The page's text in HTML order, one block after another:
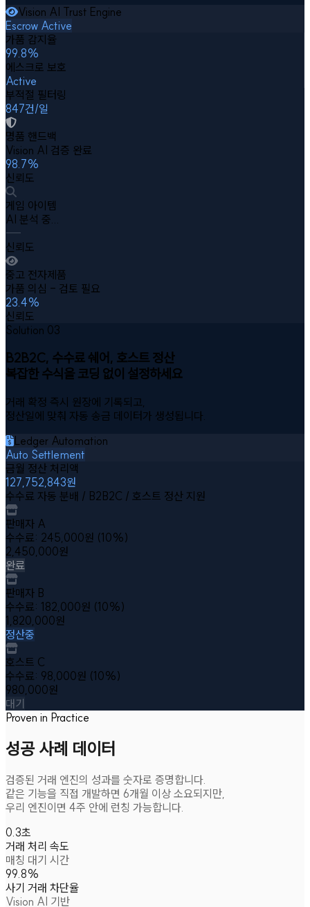
Vision AI Trust Engine
Escrow Active
가품 감지율
99.8%
에스크로 보호
Active
부적절 필터링
847건/일
명품 핸드백
Vision AI 검증 완료
98.7%
신뢰도
게임 아이템
AI 분석 중...
---
신뢰도
중고 전자제품
가품 의심 - 검토 필요
23.4%
신뢰도
Solution 03
B2B2C, 수수료 쉐어, 호스트 정산
복잡한 수식을 코딩 없이 설정하세요
거래 확정 즉시 원장에 기록되고,
정산일에 맞춰 자동 송금 데이터가 생성됩니다.
Ledger Automation
Auto Settlement
금월 정산 처리액
128,110,757원
수수료 자동 분배 / B2B2C / 호스트 정산 지원
판매자 A
수수료: 245,000원 (10%)
2,450,000원
완료
판매자 B
수수료: 182,000원 (10%)
1,820,000원
정산중
호스트 C
수수료: 98,000원 (10%)
980,000원
대기
Proven in Practice
성공 사례 데이터
검증된 거래 엔진의 성과를 숫자로 증명합니다.
같은 기능을 직접 개발하면 6개월 이상 소요되지만,
우리 엔진이면 4주 안에 런칭 가능합니다.
0.3초
거래 처리 속도
매칭 대기 시간
99.8%
사기 거래 차단율
Vision AI 기반